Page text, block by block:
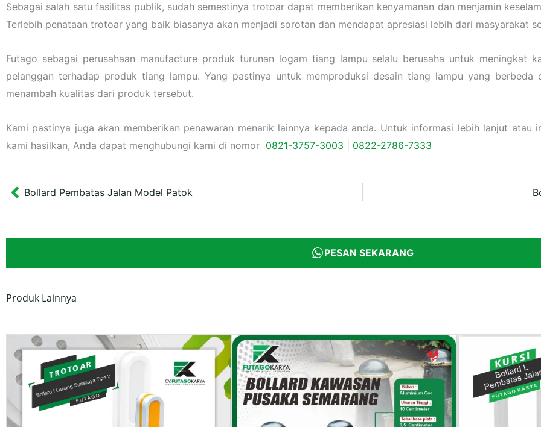
Sebagai salah satu fasilitas publik, sudah semestinya trotoar dapat memberikan kenyamanan dan menjamin
Terlebih penataan trotoar yang baik biasanya akan menjadi sorotan dan mendapat apresiasi lebih dari masyarakat
Futago sebagai perusahaan manufacture produk turunan logam tiang lampu selalu berusaha untuk meningkat
pelanggan terhadap produk tiang lampu. Yang pastinya untuk memproduksi desain tiang lampu yang berbeda
menambah kualitas dari produk tersebut.
Kami pastinya juga akan memberikan penawaran menarik lainnya kepada anda. Untuk informasi lebih lanjut
kami hasilkan, Anda dapat menghubungi kami di nomor 0821-3757-3003 0822-2786-7333
Prev
Bollard Pembatas Jalan Model Patok
PESAN SEKARANG
Produk Lainnya